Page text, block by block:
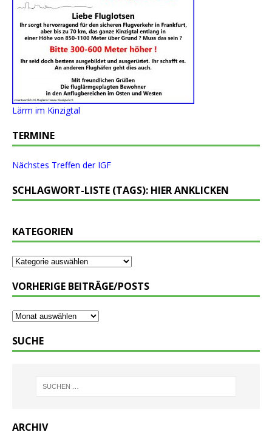
Lärm im Kinzigtal
TERMINE
Nächstes Treffen der IGF
SCHLAGWORT-LISTE (TAGS): HIER ANKLICKEN
KATEGORIEN
VORHERIGE BEITRÄGE/POSTS
SUCHE
ARCHIV